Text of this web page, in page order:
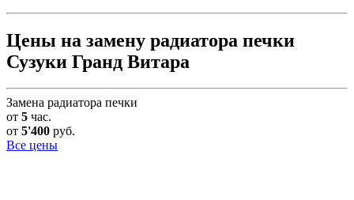
Цены на замену радиатора печки
Сузуки Гранд Витара
Замена радиатора печки
от 5 час.
от 5'400 руб.
Все цены